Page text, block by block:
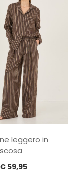
leggero in
Il
€ 59,95Il